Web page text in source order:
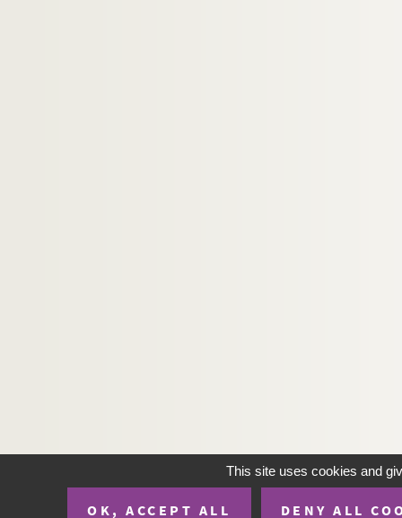
This site uses cookies and
OK, ACCEPT ALL DENY ALL